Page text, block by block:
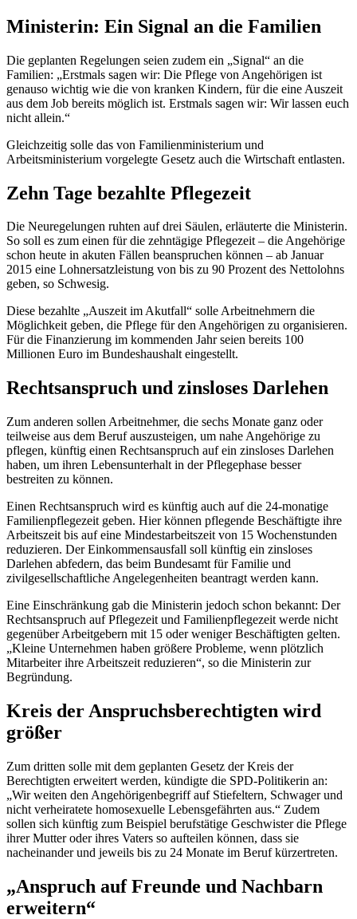
Ministerin: Ein Signal an die Familien
Die geplanten Regelungen seien zudem ein „Signal“ an die
Familien: „Erstmals sagen wir: Die Pflege von Angehörigen ist
genauso wichtig wie die von kranken Kindern, für die eine Auszeit
aus dem Job bereits möglich ist. Erstmals sagen wir: Wir lassen euch
nicht allein.“
Gleichzeitig solle das von Familienministerium und
Arbeitsministerium vorgelegte Gesetz auch die Wirtschaft entlasten.
Zehn Tage bezahlte Pflegezeit
Die Neuregelungen ruhten auf drei Säulen, erläuterte die Ministerin.
So soll es zum einen für die zehntägige Pflegezeit – die Angehörige
schon heute in akuten Fällen beanspruchen können – ab Januar
2015 eine Lohnersatzleistung von bis zu 90 Prozent des Nettolohns
geben, so Schwesig.
Diese bezahlte „Auszeit im Akutfall“ solle Arbeitnehmern die
Möglichkeit geben, die Pflege für den Angehörigen zu organisieren.
Für die Finanzierung im kommenden Jahr seien bereits 100
Millionen Euro im Bundeshaushalt eingestellt.
Rechtsanspruch und zinsloses Darlehen
Zum anderen sollen Arbeitnehmer, die sechs Monate ganz oder
teilweise aus dem Beruf auszusteigen, um nahe Angehörige zu
pflegen, künftig einen Rechtsanspruch auf ein zinsloses Darlehen
haben, um ihren Lebensunterhalt in der Pflegephase besser
bestreiten zu können.
Einen Rechtsanspruch wird es künftig auch auf die 24-monatige
Familienpflegezeit geben. Hier können pflegende Beschäftigte ihre
Arbeitszeit bis auf eine Mindestarbeitszeit von 15 Wochenstunden
reduzieren. Der Einkommensausfall soll künftig ein zinsloses
Darlehen abfedern, das beim Bundesamt für Familie und
zivilgesellschaftliche Angelegenheiten beantragt werden kann.
Eine Einschränkung gab die Ministerin jedoch schon bekannt: Der
Rechtsanspruch auf Pflegezeit und Familienpflegezeit werde nicht
gegenüber Arbeitgebern mit 15 oder weniger Beschäftigten gelten.
„Kleine Unternehmen haben größere Probleme, wenn plötzlich
Mitarbeiter ihre Arbeitszeit reduzieren“, so die Ministerin zur
Begründung.
Kreis der Anspruchsberechtigten wird
größer
Zum dritten solle mit dem geplanten Gesetz der Kreis der
Berechtigten erweitert werden, kündigte die SPD-Politikerin an:
„Wir weiten den Angehörigenbegriff auf Stiefeltern, Schwager und
nicht verheiratete homosexuelle Lebensgefährten aus.“ Zudem
sollen sich künftig zum Beispiel berufstätige Geschwister die Pflege
ihrer Mutter oder ihres Vaters so aufteilen können, dass sie
nacheinander und jeweils bis zu 24 Monate im Beruf kürzertreten.
„Anspruch auf Freunde und Nachbarn
erweitern“